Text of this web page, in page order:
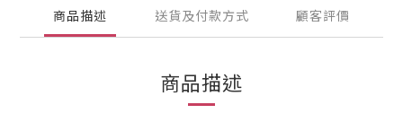
商品描述 送貨及付款方式 顧客評價
商品描述